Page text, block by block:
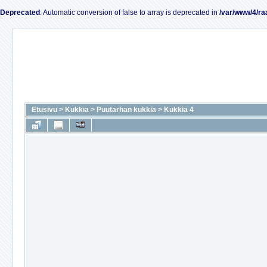
Deprecated : Automatic conversion of false to array is deprecated in /var/www/4/
Etusivu > Kukkia > Puutarhan kukkia > Kukkia 4